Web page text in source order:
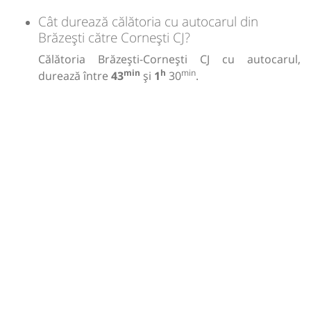
Cât durează călătoria cu autocarul din
Brăzești către Cornești CJ?
Călătoria Brăzești-Cornești CJ cu autocarul,
durează între 43min și 1h 30min.